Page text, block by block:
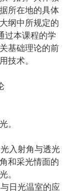
所在地的具体
纲中所规定的
过本课程的学
基础理论的前
技术。
入射角与透光
和采光情面的
。
日光温室的应